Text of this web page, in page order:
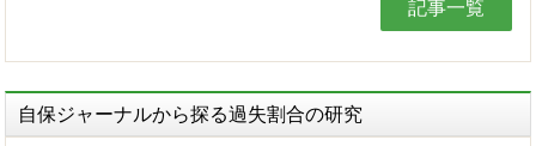
記事一覧
自保ジャーナルから探る過失割合の研究